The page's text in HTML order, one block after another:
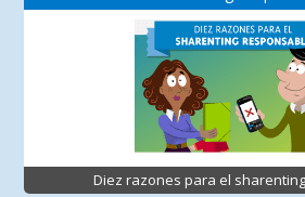
Diez razones para el